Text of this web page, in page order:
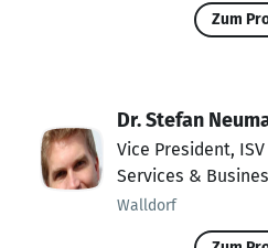
Zum
Dr. Stefan
Vice President,
Services &
Walldorf